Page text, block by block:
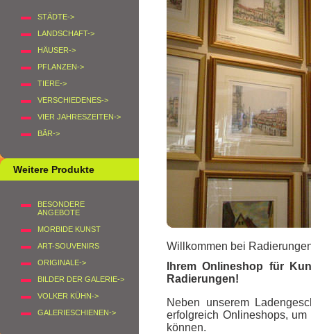
STÄDTE->
LANDSCHAFT->
HÄUSER->
PFLANZEN->
TIERE->
VERSCHIEDENES->
VIER JAHRESZEITEN->
BÄR->
Weitere Produkte
BESONDERE
ANGEBOTE
MORBIDE KUNST
ART-SOUVENIRS
ORIGINALE->
BILDER DER GALERIE->
VOLKER KÜHN->
GALERIESCHIENEN->
Willkommen bei
Ihrem Onlineshop für
Radierungen!
Neben unserem
erfolgreich Onlineshops,
können.